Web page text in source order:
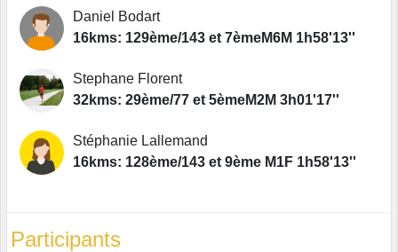
Daniel Bodart
16kms: 129ème/143 et 7èmeM6M 1h58'13''
Stephane Florent
32kms: 29ème/77 et 5èmeM2M 3h01'17''
Stéphanie Lallemand
16kms: 128ème/143 et 9ème M1F 1h58'13''
Participants